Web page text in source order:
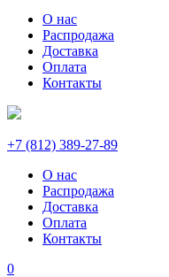
О нас
Распродажа
Доставка
Оплата
Контакты
+7 (812) 389-27-89
О нас
Распродажа
Доставка
Оплата
Контакты
0